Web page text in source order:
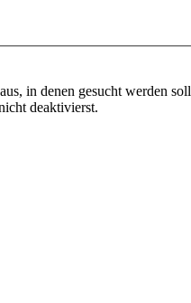
in denen gesucht werden
deaktivierst.